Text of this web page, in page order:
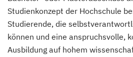
Studienkonzept der Hochschule
Studierende, die
können und eine anspruchsvolle,
Ausbildung auf hohem